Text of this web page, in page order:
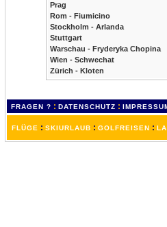
Prag
Rom - Fiumicino
Stockholm - Arlanda
Stuttgart
Warschau - Fryderyka Chopina
Wien - Schwechat
Zürich - Kloten
FRAGEN ? : DATENSCHUTZ :
FLÜGE : SKIURLAUB : GOLFREISEN :